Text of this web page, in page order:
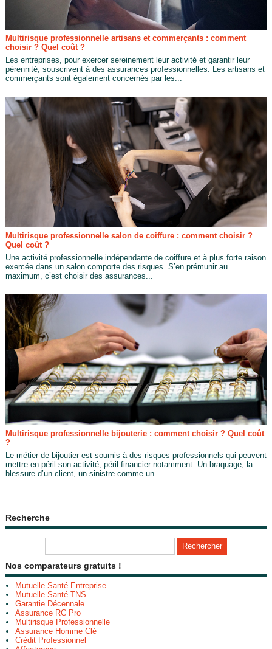
Multirisque professionnelle artisans et commerçants : comment
choisir ? Quel coût ?
Les entreprises, pour exercer sereinement leur activité et garantir leur
pérennité, souscrivent à des assurances professionnelles. Les artisans et
commerçants sont également concernés par les...
Multirisque professionnelle salon de coiffure : comment choisir ?
Quel coût ?
Une activité professionnelle indépendante de coiffure et à plus forte raison
exercée dans un salon comporte des risques. S’en prémunir au
maximum, c’est choisir des assurances...
Multirisque professionnelle bijouterie : comment choisir ? Quel coût
?
Le métier de bijoutier est soumis à des risques professionnels qui peuvent
mettre en péril son activité, péril financier notamment. Un braquage, la
blessure d’un client, un sinistre comme un...
Recherche
Nos comparateurs gratuits !
Mutuelle Santé Entreprise
Mutuelle Santé TNS
Garantie Décennale
Assurance RC Pro
Multirisque Professionnelle
Assurance Homme Clé
Crédit Professionnel